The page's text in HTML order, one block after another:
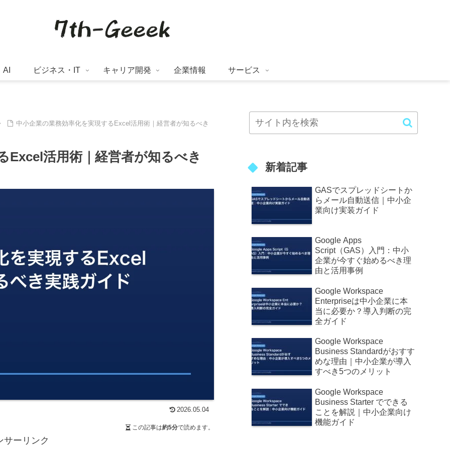
AI ビジネス・IT キャリア開発 企業情報 サービス
中小企業の業務効率化を実現するExcel活用術｜経営者が知るべき
Excel活用術｜経営者が知るべき
2026.05.04
この記事は約5分で読めます。
サーリンク
新着記事
GASでスプレッドシートか
らメール自動送信｜中小企
業向け実装ガイド
Google Apps
Script（GAS）入門：中小
企業が今すぐ始めるべき理
由と活用事例
Google Workspace
Enterpriseは中小企業に本
当に必要か？導入判断の完
全ガイド
Google Workspace
Business Standardがおすす
めな理由｜中小企業が導入
すべき5つのメリット
Google Workspace
Business Starter でできる
ことを解説｜中小企業向け
機能ガイド